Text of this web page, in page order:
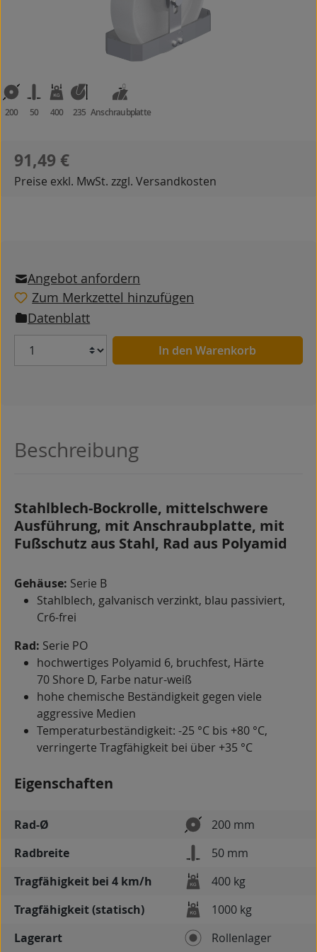
200 50 400 235 Anschraubplatte
Regulärer Preis:
91,49 €
Preise exkl. MwSt. zzgl. Versandkosten
Angebot anfordern
Zum Merkzettel hinzufügen
Datenblatt
Anzahl In den Warenkorb
Beschreibung
Stahlblech-Bockrolle, mittelschwere
Ausführung, mit Anschraubplatte, mit
Fußschutz aus Stahl, Rad aus Polyamid
Gehäuse: Serie B
Stahlblech, galvanisch verzinkt, blau passiviert,
Cr6-frei
Rad: Serie PO
hochwertiges Polyamid 6, bruchfest, Härte
70 Shore D, Farbe natur-weiß
hohe chemische Beständigkeit gegen viele
aggressive Medien
Temperaturbeständigkeit: -25 °C bis +80 °C,
verringerte Tragfähigkeit bei über +35 °C
Eigenschaften
Rad-Ø
200 mm
Radbreite
50 mm
Tragfähigkeit bei 4 km/h
400 kg
Tragfähigkeit (statisch)
1000 kg
Lagerart
Rollenlager